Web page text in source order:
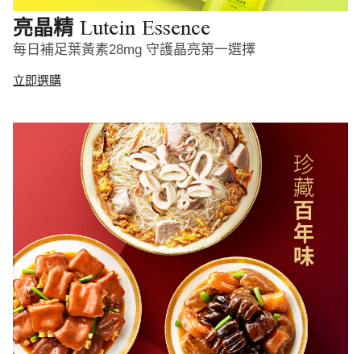
亮晶精 Lutein Essence
每日補足葉黃素28mg 守護晶亮第一選擇
立即選購